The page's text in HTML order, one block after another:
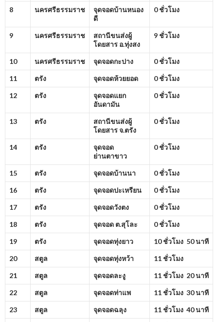
8 นครศรีธรรมราช
จุดจอดบ้านหนอง
ดี
0 ชั่วโมง
9 นครศรีธรรมราช
สถานีขนส่งผู้
โดยสาร อ.ทุ่งสง
9 ชั่วโมง
10 นครศรีธรรมราช จุดจอดกะปาง 0 ชั่วโมง
11 ตรัง จุดจอดห้วยยอด 0 ชั่วโมง
12 ตรัง
จุดจอดแยก
อันดามัน
0 ชั่วโมง
13 ตรัง
สถานีขนส่งผู้
โดยสาร จ.ตรัง
0 ชั่วโมง
14 ตรัง
จุดจอด
ย่านตาขาว
0 ชั่วโมง
15 ตรัง จุดจอดบ้านนา 0 ชั่วโมง
16 ตรัง จุดจอดปะเหรียน 0 ชั่วโมง
17 ตรัง จุดจอดวังตง 0 ชั่วโมง
18 ตรัง จุดจอด ต.สุโละ 0 ชั่วโมง
19 ตรัง จุดจอดทุ่งยาว 10 ชั่วโมง 50 นาที
20 สตูล จุดจอดทุ่งหว้า 11 ชั่วโมง
21 สตูล จุดจอดละงู 11 ชั่วโมง 20 นาที
22 สตูล จุดจอดท่าแพ 11 ชั่วโมง 30 นาที
23 สตูล จุดจอดฉลุง 11 ชั่วโมง 40 นาที